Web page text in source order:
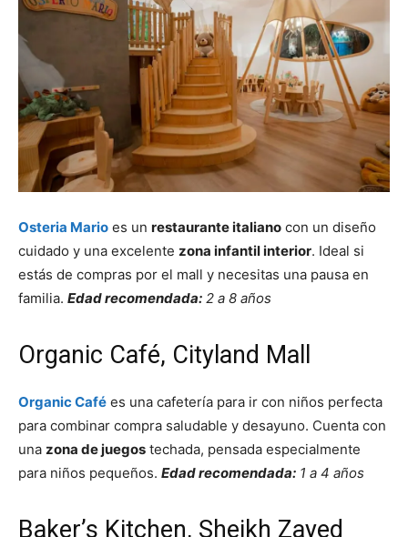
Osteria Mario es un restaurante italiano con un diseño
cuidado y una excelente zona infantil interior. Ideal si
estás de compras por el mall y necesitas una pausa en
familia. Edad recomendada: 2 a 8 años
Organic Café, Cityland Mall
Organic Café es una cafetería para ir con niños perfecta
para combinar compra saludable y desayuno. Cuenta con
una zona de juegos techada, pensada especialmente
para niños pequeños. Edad recomendada: 1 a 4 años
Baker’s Kitchen, Sheikh Zayed